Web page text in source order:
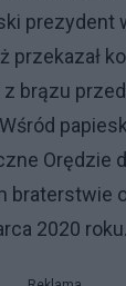
prezydent
przekazał
z brązu
Orędzie
braterstwie
2020 roku.